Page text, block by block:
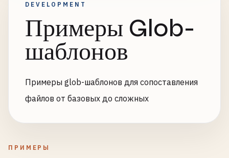
DEVELOPMENT
Примеры Glob-
шаблонов
Примеры glob-шаблонов для сопоставления
файлов от базовых до сложных
ПРИМЕРЫ